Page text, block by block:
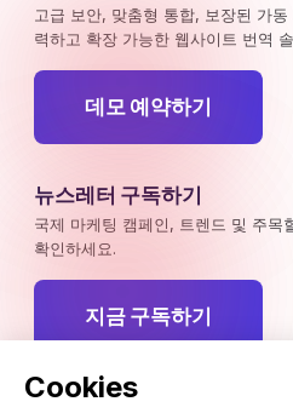
Cookies
고급 보안, 맞춤형 통합, 보장된 가
력하고 확장 가능한 웹사이트 번역
데모 예약하기
뉴스레터 구독하기
국제 마케팅 캠페인, 트렌드 및 주목
확인하세요.
지금 구독하기